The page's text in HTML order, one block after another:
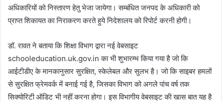
अधिकारियों को निस्तारण हेतु भेजा जायेगा। सम्बंधित जनपद के अधिकारी को
प्राप्त शिकायत का निराकरण करते हुये निदेशालय को रिपोर्ट करनी होगी।
डॉ. रावत ने बताया कि शिक्षा विभाग द्वारा नई वेबसाइट
schooleducation.uk.gov.in का भी शुभारम्भ किया गया है जो कि
आईटीडीए के मानकानुसार सुरक्षित, स्केलेबल और सुलभ है। जो कि साइबर हमलों
से सुरक्षित फ्रेमवर्क में बनाई गई है, जिसका विभाग को अगले पांच वर्ष तक
सिक्योरिटी ऑडिट भी नहीं करना होगा। इस विभागीय वेबसाइट की खास बात यह है